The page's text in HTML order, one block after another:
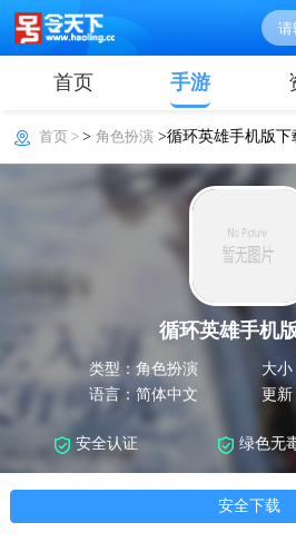
首页 手游
首页 >>角色扮演 >循环英雄手机版下
循环英雄手机
类型：角色扮演
大小
语言：简体中文
更新
安全认证 绿色无
安全下载